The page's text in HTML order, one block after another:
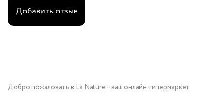
Добавить отзыв
Добро пожаловать в La Nature – ваш онлайн-гипермаркет